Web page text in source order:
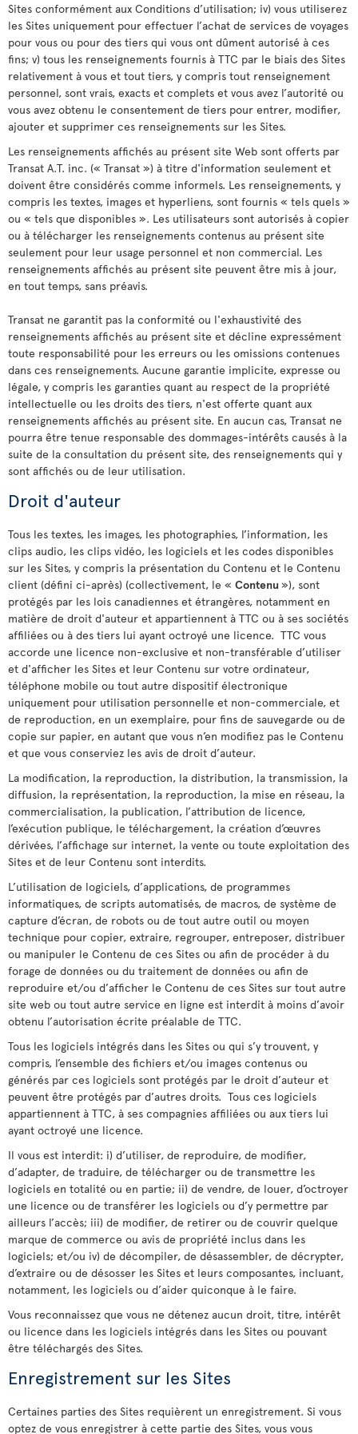
Sites conformément aux Conditions d’utilisation; iv) vous utiliserez
les Sites uniquement pour effectuer l’achat de services de voyages
pour vous ou pour des tiers qui vous ont dûment autorisé à ces
fins; v) tous les renseignements fournis à TTC par le biais des Sites
relativement à vous et tout tiers, y compris tout renseignement
personnel, sont vrais, exacts et complets et vous avez l’autorité ou
vous avez obtenu le consentement de tiers pour entrer, modifier,
ajouter et supprimer ces renseignements sur les Sites.
Les renseignements affichés au présent site Web sont offerts par
Transat A.T. inc. (« Transat ») à titre d'information seulement et
doivent être considérés comme informels. Les renseignements, y
compris les textes, images et hyperliens, sont fournis « tels quels »
ou « tels que disponibles ». Les utilisateurs sont autorisés à copier
ou à télécharger les renseignements contenus au présent site
seulement pour leur usage personnel et non commercial. Les
renseignements affichés au présent site peuvent être mis à jour,
en tout temps, sans préavis.
Transat ne garantit pas la conformité ou l'exhaustivité des
renseignements affichés au présent site et décline expressément
toute responsabilité pour les erreurs ou les omissions contenues
dans ces renseignements. Aucune garantie implicite, expresse ou
légale, y compris les garanties quant au respect de la propriété
intellectuelle ou les droits des tiers, n'est offerte quant aux
renseignements affichés au présent site. En aucun cas, Transat ne
pourra être tenue responsable des dommages-intérêts causés à la
suite de la consultation du présent site, des renseignements qui y
sont affichés ou de leur utilisation.
Droit d'auteur
Tous les textes, les images, les photographies, l’information, les
clips audio, les clips vidéo, les logiciels et les codes disponibles
sur les Sites, y compris la présentation du Contenu et le Contenu
client (défini ci-après) (collectivement, le « Contenu »), sont
protégés par les lois canadiennes et étrangères, notamment en
matière de droit d'auteur et appartiennent à TTC ou à ses sociétés
affiliées ou à des tiers lui ayant octroyé une licence. TTC vous
accorde une licence non-exclusive et non-transférable d’utiliser
et d'afficher les Sites et leur Contenu sur votre ordinateur,
téléphone mobile ou tout autre dispositif électronique
uniquement pour utilisation personnelle et non-commerciale, et
de reproduction, en un exemplaire, pour fins de sauvegarde ou de
copie sur papier, en autant que vous n’en modifiez pas le Contenu
et que vous conserviez les avis de droit d’auteur.
La modification, la reproduction, la distribution, la transmission, la
diffusion, la représentation, la reproduction, la mise en réseau, la
commercialisation, la publication, l’attribution de licence,
l’exécution publique, le téléchargement, la création d’œuvres
dérivées, l’affichage sur internet, la vente ou toute exploitation des
Sites et de leur Contenu sont interdits.
L’utilisation de logiciels, d’applications, de programmes
informatiques, de scripts automatisés, de macros, de système de
capture d’écran, de robots ou de tout autre outil ou moyen
technique pour copier, extraire, regrouper, entreposer, distribuer
ou manipuler le Contenu de ces Sites ou afin de procéder à du
forage de données ou du traitement de données ou afin de
reproduire et/ou d’afficher le Contenu de ces Sites sur tout autre
site web ou tout autre service en ligne est interdit à moins d’avoir
obtenu l’autorisation écrite préalable de TTC.
Tous les logiciels intégrés dans les Sites ou qui s’y trouvent, y
compris, l’ensemble des fichiers et/ou images contenus ou
générés par ces logiciels sont protégés par le droit d’auteur et
peuvent être protégés par d’autres droits. Tous ces logiciels
appartiennent à TTC, à ses compagnies affiliées ou aux tiers lui
ayant octroyé une licence.
Il vous est interdit: i) d’utiliser, de reproduire, de modifier,
d’adapter, de traduire, de télécharger ou de transmettre les
logiciels en totalité ou en partie; ii) de vendre, de louer, d’octroyer
une licence ou de transférer les logiciels ou d’y permettre par
ailleurs l’accès; iii) de modifier, de retirer ou de couvrir quelque
marque de commerce ou avis de propriété inclus dans les
logiciels; et/ou iv) de décompiler, de désassembler, de décrypter,
d’extraire ou de désosser les Sites et leurs composantes, incluant,
notamment, les logiciels ou d’aider quiconque à le faire.
Vous reconnaissez que vous ne détenez aucun droit, titre, intérêt
ou licence dans les logiciels intégrés dans les Sites ou pouvant
être téléchargés des Sites.
Enregistrement sur les Sites
Certaines parties des Sites requièrent un enregistrement. Si vous
optez de vous enregistrer à cette partie des Sites, vous vous